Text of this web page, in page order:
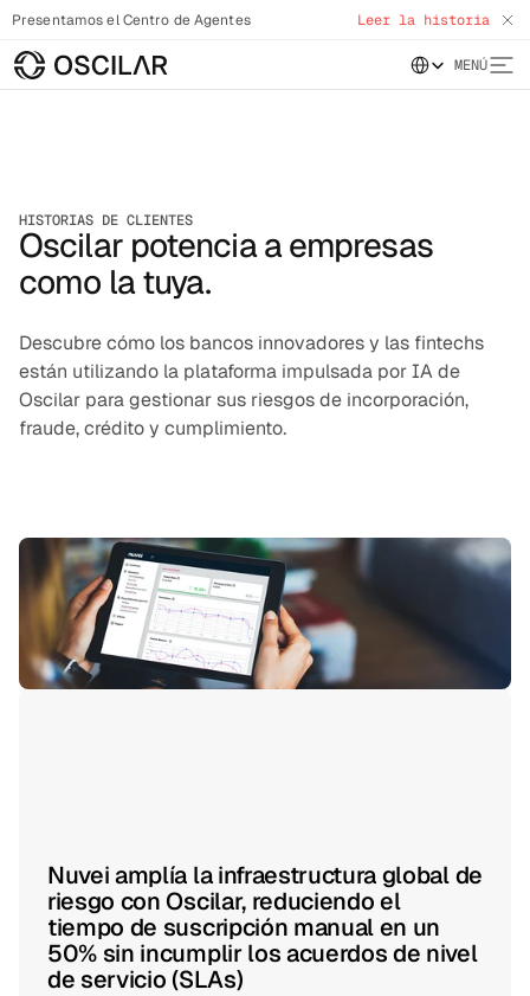
Presentamos el Centro de Agentes Leer la historia
Select Language
MENÚ
HISTORIAS DE CLIENTES
Oscilar potencia a empresas
como la tuya.
Descubre cómo los bancos innovadores y las fintechs
están utilizando la plataforma impulsada por IA de
Oscilar para gestionar sus riesgos de incorporación,
fraude, crédito y cumplimiento.
Nuvei amplía la infraestructura global de
riesgo con Oscilar, reduciendo el
tiempo de suscripción manual en un
50% sin incumplir los acuerdos de nivel
de servicio (SLAs)